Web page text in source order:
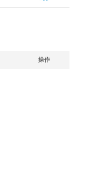
操作